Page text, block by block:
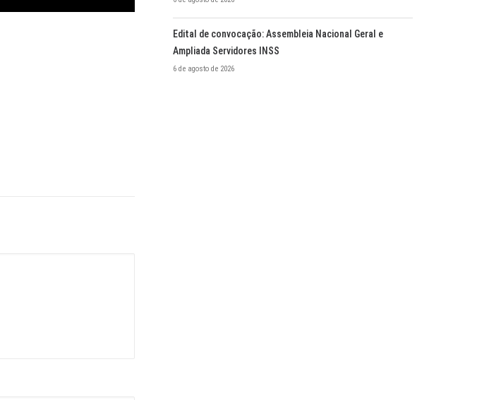
Edital de convocação: Assembleia Nacional Geral e
Ampliada Servidores INSS
6 de agosto de 2026